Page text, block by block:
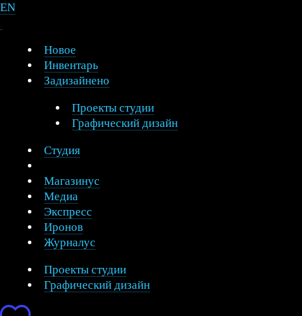
EN
Новое
Инвентарь
Задизайнено
Проекты студии
Графический дизайн
Студия
Магазинус
Медиа
Экспресс
Иронов
Журналус
Проекты студии
Графический дизайн